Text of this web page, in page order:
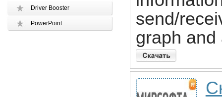
Driver Booster
PowerPoint
send/
graph and